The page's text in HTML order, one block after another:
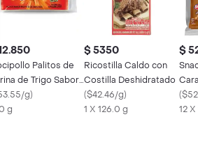
Palitos de
de Trigo Sabor
g)
g
$ 5350
Ricostilla Caldo con
Costilla Deshidratado
($42.46/g)
1 X 126.0 g
$
(
12